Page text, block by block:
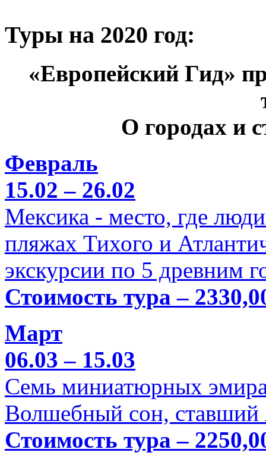
Туры на 2020 год:
«Европейский Гид»
О городах и
Февраль
15.02 – 26.02
Мексика - место, где
пляжах Тихого и
экскурсии по 5 древним
Стоимость тура –
Март
06.03 – 15.03
Семь миниатюрных
Волшебный сон, ставший
Стоимость тура –